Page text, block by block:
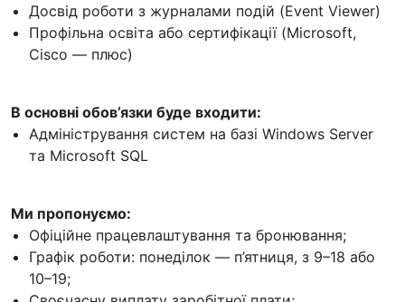
Досвід роботи з журналами подій (Event Viewer)
Профільна освіта або сертифікації (Microsoft,
Cisco — плюс)
В основні обов’язки буде входити:
Адміністрування систем на базі Windows Server
та Microsoft SQL
Ми пропонуємо:
Офіційне працевлаштування та бронювання;
Графік роботи: понеділок — п’ятниця, з 9–18 або
10–19;